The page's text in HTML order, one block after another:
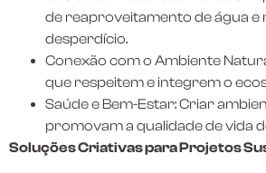
de reaproveitamento de água e
desperdício.
Conexão com o Ambiente
que respeitem e integrem o
Saúde e Bem-Estar: Criar
promovam a qualidade de vida
Soluções Criativas para Projetos